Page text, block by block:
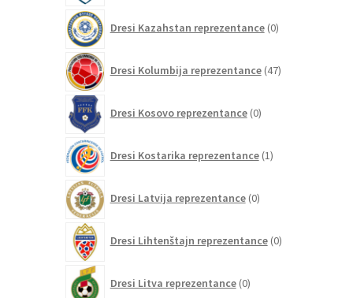
Dresi Kazahstan reprezentance 0izdelkov
Dresi Kolumbija reprezentance 47izdelkov
Dresi Kosovo reprezentance 0izdelkov
Dresi Kostarika reprezentance 1izdelek
Dresi Latvija reprezentance 0izdelkov
Dresi Lihtenštajn reprezentance 0izdelkov
Dresi Litva reprezentance 0izdelkov